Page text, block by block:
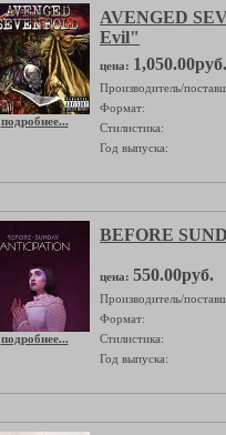
подробнее...
AVENGED
Evil"
цена: 1,050.00руб.
Производитель/
Формат:
Стилистика:
Год выпуска:
подробнее...
BEFORE
цена: 550.00руб.
Производитель/
Формат:
Стилистика:
Год выпуска: